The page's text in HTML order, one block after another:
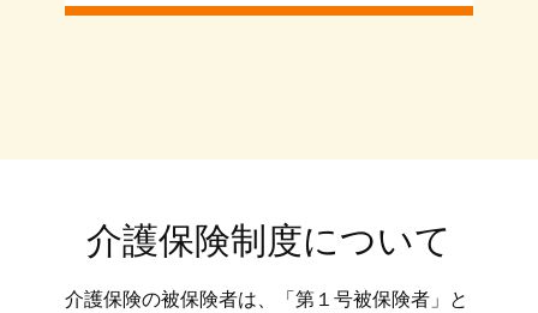
介護保険制度について
介護保険の被保険者は、「第１号被保険者」と